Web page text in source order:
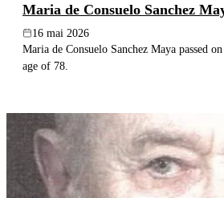
Maria de Consuelo Sanchez
16 mai 2026
Maria de Consuelo Sanchez Maya passed
age of 78.